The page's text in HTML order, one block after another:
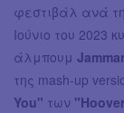
φεστιβάλ ανά
Ιούνιο του 2023
άλμπουμ
της mash-up
You" των